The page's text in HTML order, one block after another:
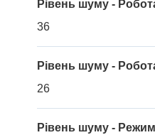
Рівень шуму -
36
Рівень шуму -
26
Рівень шуму - Режим